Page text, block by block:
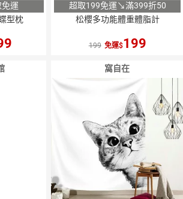
運
型枕
超取199免運↘滿399折50
松櫻多功能體重體脂計
199 免運 199
窩自在